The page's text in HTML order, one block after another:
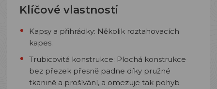
Klíčové vlastnosti
Kapsy a přihrádky: Několik roztahovacích
kapes.
Trubicovitá konstrukce: Plochá konstrukce
bez přezek přesně padne díky pružné
tkanině a prošívání, a omezuje tak pohyb